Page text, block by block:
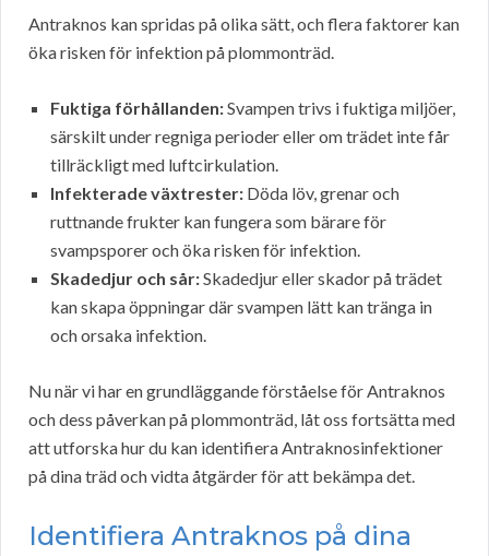
Antraknos kan spridas på olika sätt, och flera faktorer kan
öka risken för infektion på plommonträd.
Fuktiga förhållanden:Svampen trivs i fuktiga miljöer,
särskilt under regniga perioder eller om trädet inte får
tillräckligt med luftcirkulation.
Infekterade växtrester: Döda löv, grenar och
ruttnande frukter kan fungera som bärare för
svampsporer och öka risken för infektion.
Skadedjur och sår:Skadedjur eller skador på trädet
kan skapa öppningar där svampen lätt kan tränga in
och orsaka infektion.
Nu när vi har en grundläggande förståelse för Antraknos
och dess påverkan på plommonträd, låt oss fortsätta med
att utforska hur du kan identifiera Antraknosinfektioner
på dina träd och vidta åtgärder för att bekämpa det.
Identifiera Antraknos på dina